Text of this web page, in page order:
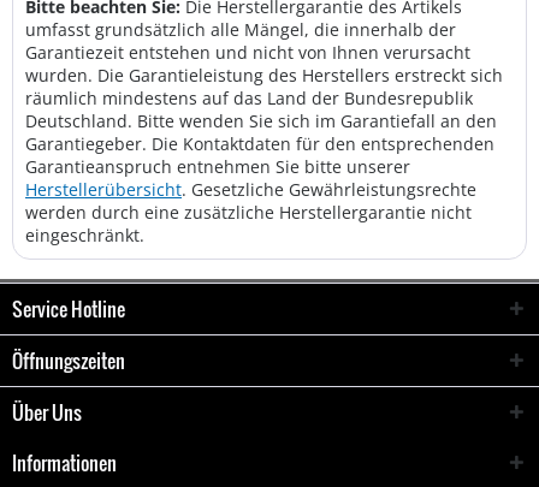
Bitte beachten Sie: Die Herstellergarantie des Artikels
umfasst grundsätzlich alle Mängel, die innerhalb der
Garantiezeit entstehen und nicht von Ihnen verursacht
wurden. Die Garantieleistung des Herstellers erstreckt sich
räumlich mindestens auf das Land der Bundesrepublik
Deutschland. Bitte wenden Sie sich im Garantiefall an den
Garantiegeber. Die Kontaktdaten für den entsprechenden
Garantieanspruch entnehmen Sie bitte unserer
Herstellerübersicht. Gesetzliche Gewährleistungsrechte
werden durch eine zusätzliche Herstellergarantie nicht
eingeschränkt.
Service Hotline
Öffnungszeiten
Über Uns
Informationen